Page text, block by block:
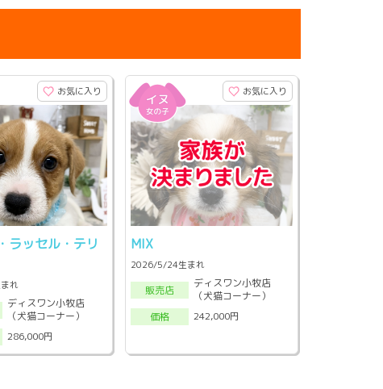
お気に入り
ラッセル・テリ
れ
ディスワン小牧店
（犬猫コーナー）
286,000円
お気に入り
MIX
2026/5/24生まれ
販売店
ディスワン小牧店
（犬猫コーナー）
価格
242,000円